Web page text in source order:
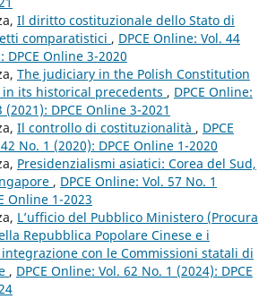
Il diritto costituzionale dello Stato di
comparatistici , DPCE Online: Vol. 44
DPCE Online 3-2020
The judiciary in the Polish Constitution
in its historical precedents , DPCE Online:
(2021): DPCE Online 3-2021
Il controllo di costituzionalità , DPCE
No. 1 (2020): DPCE Online 1-2020
Presidenzialismi asiatici: Corea del Sud,
, DPCE Online: Vol. 57 No. 1
Online 1-2023
L’ufficio del Pubblico Ministero (Procura
Repubblica Popolare Cinese e i
con le Commissioni statali di
, DPCE Online: Vol. 62 No. 1 (2024): DPCE